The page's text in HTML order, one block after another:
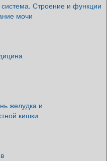
Строение и функции
мочи
желудка и
кишки